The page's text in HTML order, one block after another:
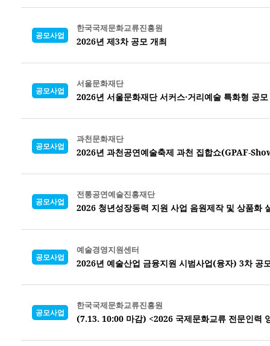
공모사업
한국국제문화교류진흥원
2026년 제3차 공모 개최
공모사업
서울문화재단
2026년 서울문화재단 서커스·거리예술 특화형 공모
공모사업
과천문화재단
2026년 과천공연예술축제 과천 집합쇼(GPAF-
공모사업
전통공연예술진흥재단
2026 청년성장동력 지원 사업 음원제작 및 상품화
공모사업
예술경영지원센터
2026년 예술산업 금융지원 시범사업(융자) 3차 공
공모사업
한국국제문화교류진흥원
(7.13. 10:00 마감) <2026 국제문화교류 전문인력